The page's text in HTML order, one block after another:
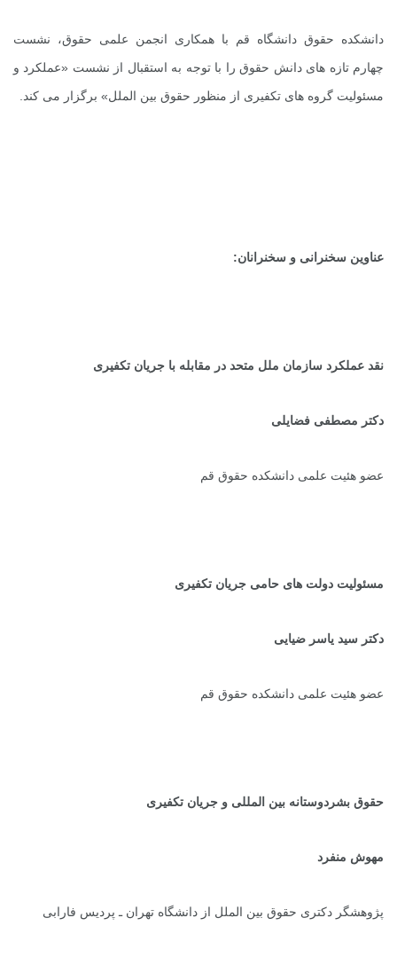
دانشکده حقوق دانشگاه قم با همکاری انجمن علمی حقوق، نشست
چهارم تازه های دانش حقوق را با توجه به استقبال از نشست «عملکرد و
مسئولیت گروه های تکفیری از منظور حقوق بین الملل» برگزار می کند.
عناوین سخنرانی و سخنرانان:
نقد عملکرد سازمان ملل متحد در مقابله با جریان تکفیری
دکتر مصطفی فضایلی
عضو هئیت علمی دانشکده حقوق قم
مسئولیت دولت های حامی جریان تکفیری
دکتر سید یاسر ضیایی
عضو هئیت علمی دانشکده حقوق قم
حقوق بشردوستانه بین المللی و جریان تکفیری
مهوش منفرد
پژوهشگر دکتری حقوق بین الملل از دانشگاه تهران ـ پردیس فارابی